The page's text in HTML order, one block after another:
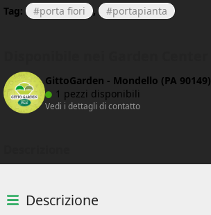
Tag:
porta fiori , portapianta
GittoGarden - Mondello (PA 90149)
1 pezzi disponibili
Vedi i dettagli di contatto
Descrizione